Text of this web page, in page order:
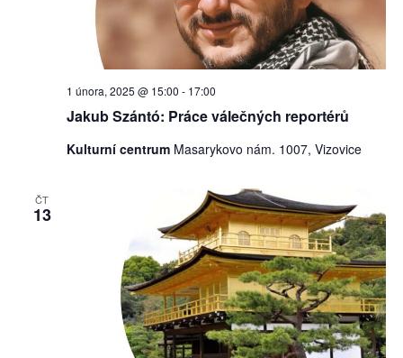
Jakub Szántó: Práce válečných reportérů
1 února, 2025 @ 15:00 - 17:00
Kulturní centrum Masarykovo nám. 1007, Vizovice
ČT
13